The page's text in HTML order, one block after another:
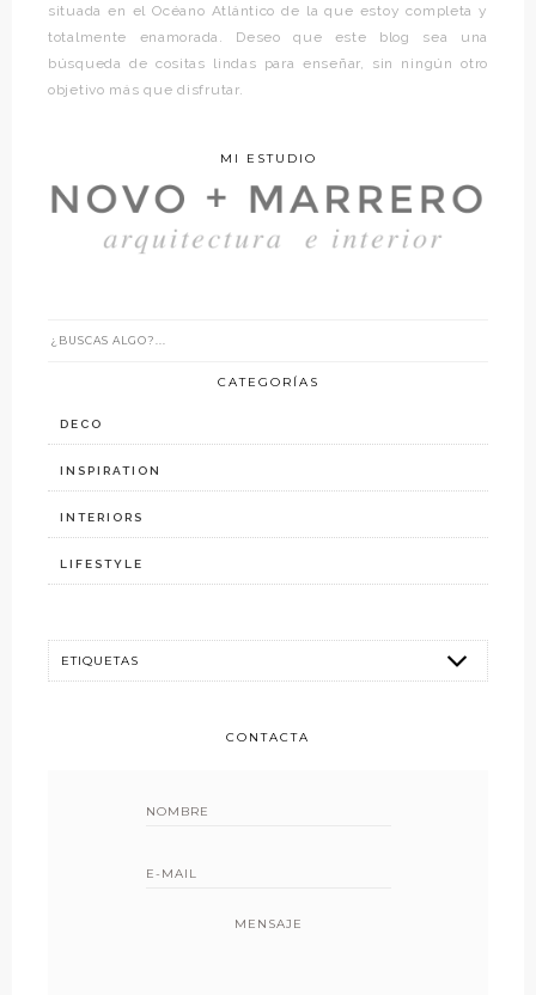
situada en el Océano Atlántico de la que estoy completa y
totalmente enamorada. Deseo que este blog sea una
búsqueda de cositas lindas para enseñar, sin ningún otro
objetivo más que disfrutar.
MI ESTUDIO
CATEGORÍAS
DECO
INSPIRATION
INTERIORS
LIFESTYLE
CONTACTA
MENSAJE